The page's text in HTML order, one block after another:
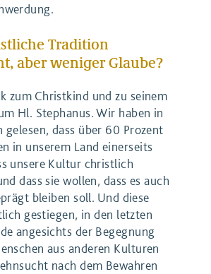
Tradition
aber weniger Glaube?
zum Christkind und zu seinem
Hl. Stephanus. Wir haben in
gelesen, dass über 60 Prozent
in unserem Land einerseits
unsere Kultur christlich
dass sie wollen, dass es auch
bleiben soll. Und diese
gestiegen, in den letzten
angesichts der Begegnung
aus anderen Kulturen
nach dem Bewahren